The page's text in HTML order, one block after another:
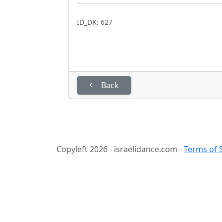
ID_DK: 627
Back
Copyleft 2026 - israelidance.com -Terms of